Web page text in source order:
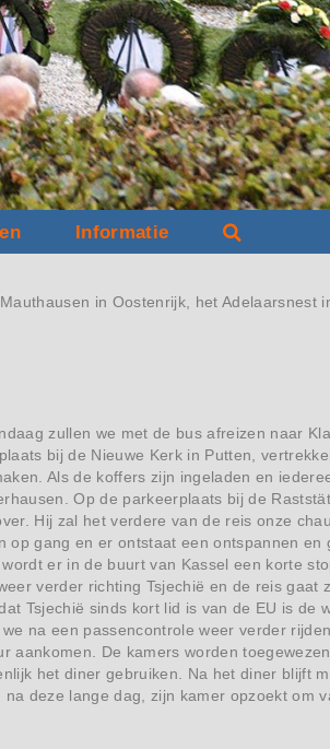
Informatie
in Oostenrijk, het Adelaarsnest
zullen we met de bus afreizen naar
bij de Nieuwe Kerk in Putten,
Als de koffers zijn ingeladen en
Op de parkeerplaats bij de
Hij zal het verdere van de reis onze
op gang en er ontstaat een ontspannen en
er in de buurt van Kassel een korte
verder richting Tsjechië en de reis gaat
Tsjechië sinds kort lid is van de EU is de
na een passencontrole weer verder
aankomen. De kamers worden
het diner gebruiken. Na het diner blijft
deze lange dag, zijn kamer opzoekt om